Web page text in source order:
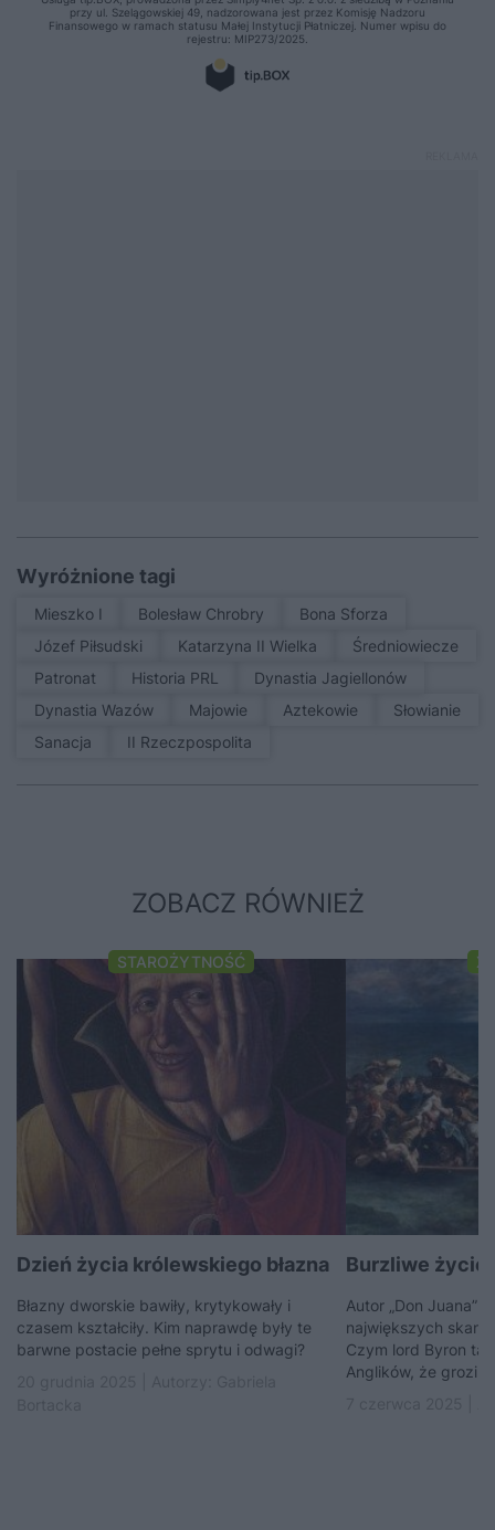
Wyróżnione tagi
Mieszko I Bolesław Chrobry
Bona Sforza
Józef Piłsudski
Katarzyna II Wielka
średniowiecze
patronat
Historia PRL
Dynastia Jagiellonów
Dynastia Wazów
Majowie Aztekowie
Słowianie
sanacja
II Rzeczpospolita
ZOBACZ RÓWNIEŻ
STAROŻYTNOŚĆ
Dzień życia królewskiego błazna
Błazny dworskie bawiły, krytykowały i
czasem kształciły. Kim naprawdę były te
barwne postacie pełne sprytu i odwagi?
Burzliwe życie
Autor „Don Juana”
największych
Czym lord Byron
Anglików, że grozili